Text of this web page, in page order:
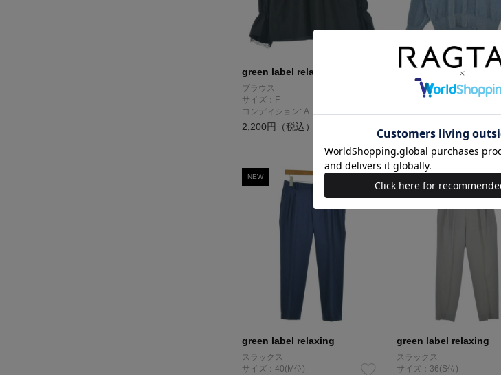
green label relaxing
ブラウス
サイズ：F
コンディション: A
2,200円（税込）
green label relaxing
ニット・セーター
サイズ：F
NEW
green label relaxing
スラックス
サイズ：40(M位)
green label relaxing
スラックス
サイズ：36(S位)